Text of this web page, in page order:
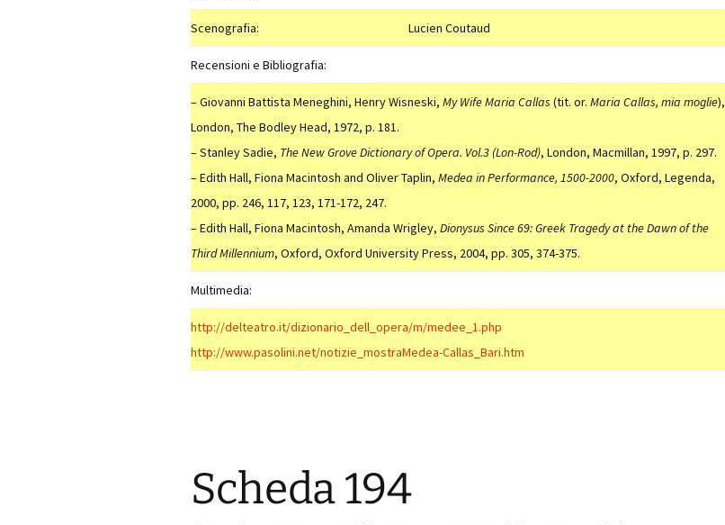
Scenografia: Lucien Coutaud
Recensioni e Bibliografia:
– Giovanni Battista Meneghini, Henry Wisneski, My Wife Maria Callas (tit. or. Maria Callas, mia moglie),
London, The Bodley Head, 1972, p. 181.
– Stanley Sadie, The New Grove Dictionary of Opera. Vol.3 (Lon-Rod), London, Macmillan, 1997, p. 297.
– Edith Hall, Fiona Macintosh and Oliver Taplin, Medea in Performance, 1500-2000, Oxford, Legenda,
2000, pp. 246, 117, 123, 171-172, 247.
– Edith Hall, Fiona Macintosh, Amanda Wrigley, Dionysus Since 69: Greek Tragedy at the Dawn of the
Third Millennium, Oxford, Oxford University Press, 2004, pp. 305, 374-375.
Multimedia:
http://delteatro.it/dizionario_dell_opera/m/medee_1.php
http://www.pasolini.net/notizie_mostraMedea-Callas_Bari.htm
Scheda 194